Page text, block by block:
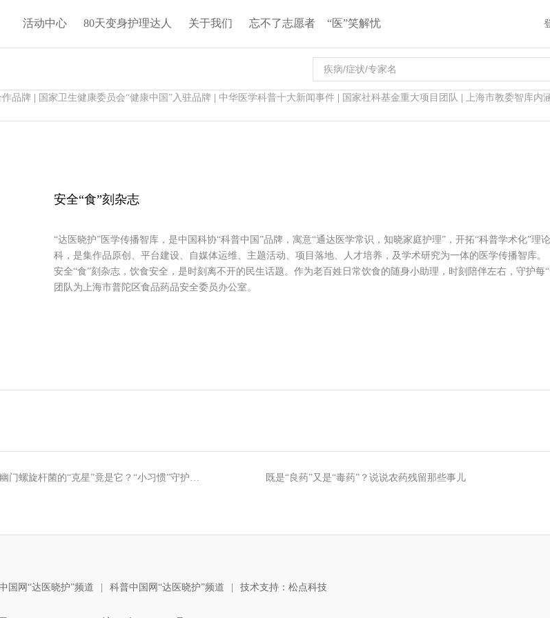
活动中心 80天变身护理达人 关于我们 忘不了志愿者 “医”笑解忧
品牌 国家卫生健康委员会“健康中国”入驻品牌 中华医学科普十大新闻事件 国家社科基金重大项目团队
上海市教委智库内
安全“食”刻杂志
“达医晓护”医学传播智库，是中国科协“科普中国”品牌，寓意“通达医学常识，知晓家庭护理”，开拓“科普学术化”理
科，是集作品原创、平台建设、自媒体运维、主题活动、项目落地、人才培养，及学术研究为一体的医学传播智库。
安全“食”刻杂志，饮食安全，是时刻离不开的民生话题。作为老百姓日常饮食的随身小助理，时刻陪伴左右，守护每
团队为上海市普陀区食品药品安全委员办公室。
既是“良药”又是“毒药”？说说农药残留那些事儿
国网“达医晓护”频道 | 科普中国网“达医晓护”频道 | 技术支持：松点科技